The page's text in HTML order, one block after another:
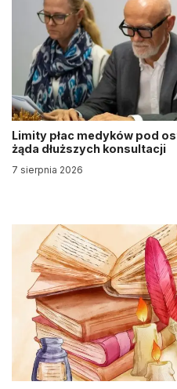
Limity płac medyków pod
żąda dłuższych konsultacji
7 sierpnia 2026